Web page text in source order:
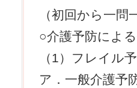
（初回から一問
○介護予防によ
（1）フレイル
ア．一般介護予